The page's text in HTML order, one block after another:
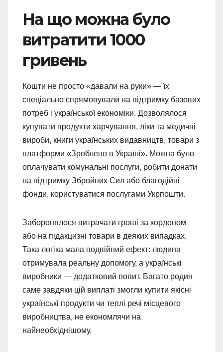
На що можна було
витратити 1000
гривень
Кошти не просто «давали на руки» — їх
спеціально спрямовували на підтримку базових
потреб і української економіки. Дозволялося
купувати продукти харчування, ліки та медичні
вироби, книги українських видавництв, товари з
платформи «Зроблено в Україні». Можна було
оплачувати комунальні послуги, робити донати
на підтримку Збройних Сил або благодійні
фонди, користуватися послугами Укрпошти.
Заборонялося витрачати гроші за кордоном
або на підакцизні товари в деяких випадках.
Така логіка мала подвійний ефект: людина
отримувала реальну допомогу, а українські
виробники — додатковий попит. Багато родин
саме завдяки цій виплаті змогли купити якісні
українські продукти чи теплі речі місцевого
виробництва, не економлячи на
найнеобхіднішому.